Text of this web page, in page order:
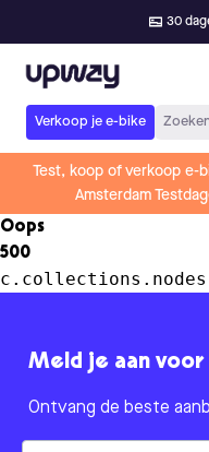
30
Upway
Verkoop je e-bike
Test, koop of verkoop e-
Amsterdam
Oops
500
Meld je aan
Ontvang de beste